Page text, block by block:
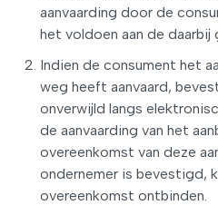
aanvaarding door de
het voldoen aan de
Indien de consument het
weg heeft aanvaard,
onverwijld langs
de aanvaarding van het
overeenkomst van deze
ondernemer is bevestigd,
overeenkomst ontbinden.